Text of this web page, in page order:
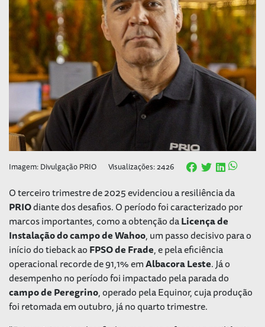
Imagem: Divulgação PRIO Visualizações: 2426
O terceiro trimestre de 2025 evidenciou a resiliência da
PRIOdiante dos desafios. O período foi caracterizado por
marcos importantes, como a obtenção daLicença de
Instalação do campo de Wahoo, um passo decisivo para o
início dotiebackaoFPSO de Frade, e pela eficiência
operacional recorde de 91,1% emAlbacora Leste. Já o
desempenho no período foi impactado pela parada do
campo de Peregrino, operado pela Equinor, cuja produção
foi retomada em outubro, já no quarto trimestre.